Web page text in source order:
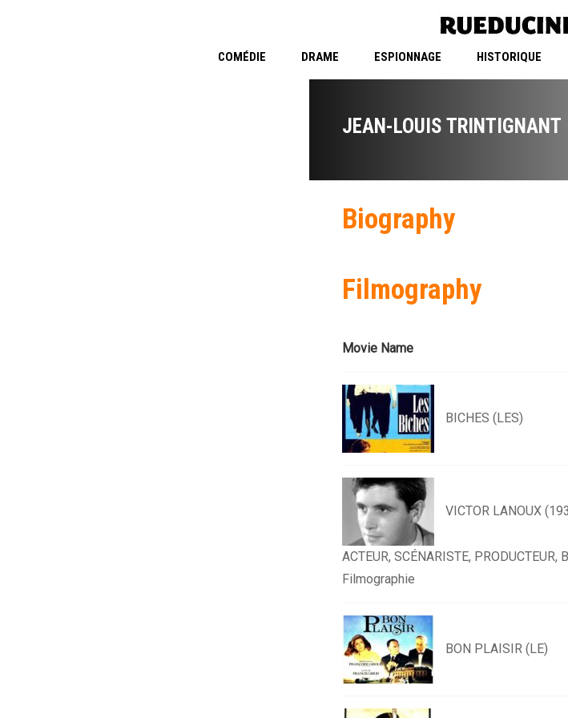
COMÉDIE DRAME ESPIONNAGE HISTORIQUE
JEAN-LOUIS TRINTIGNANT
Biography
Filmography
Movie Name
BICHES (LES)
VICTOR LANOUX
ACTEUR, SCÉNARISTE, PRODUCTEUR,
Filmographie
BON PLAISIR (LE)